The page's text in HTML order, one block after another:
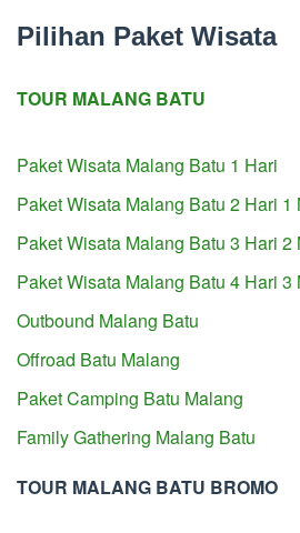
Pilihan Paket Wisata
TOUR MALANG BATU
Paket Wisata Malang Batu 1 Hari
Paket Wisata Malang Batu 2 Hari 1
Paket Wisata Malang Batu 3 Hari 2
Paket Wisata Malang Batu 4 Hari 3
Outbound Malang Batu
Offroad Batu Malang
Paket Camping Batu Malang
Family Gathering Malang Batu
TOUR MALANG BATU BROMO